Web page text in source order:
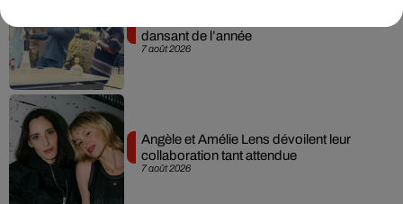
7 août 2026
dansant de l’année
7 août 2026
Angèle et Amélie Lens dévoilent leur
collaboration tant attendue